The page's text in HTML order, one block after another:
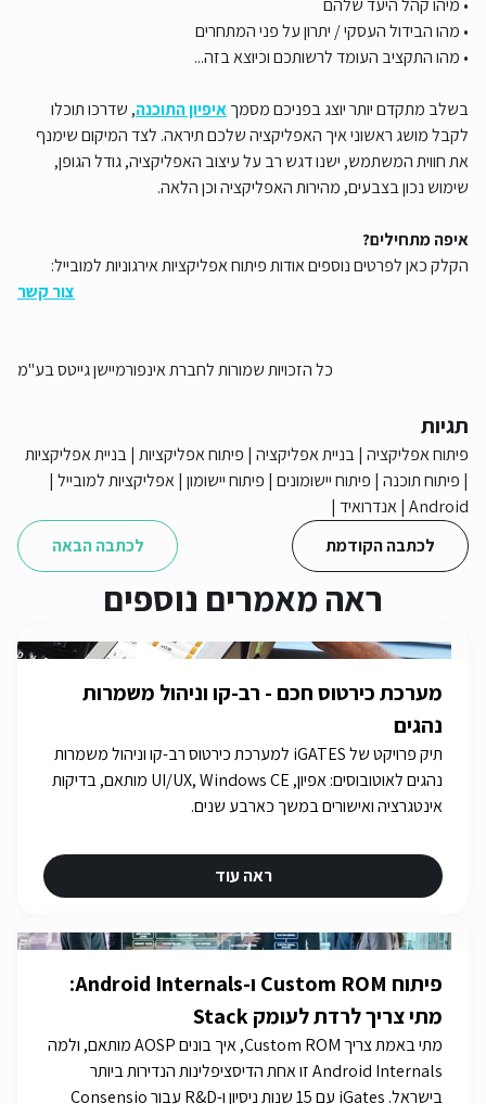
• מיהו קהל היעד שלהם
• מהו הבידול העסקי / יתרון על פני המתחרים
• מהו התקציב העומד לרשותכם וכיוצא בזה...
בשלב מתקדם יותר יוצג בפניכם מסמךאיפיון התוכנה, שדרכו תוכלו
לקבל מושג ראשוני איך האפליקציה שלכם תיראה. לצד המיקום שימנף
את חווית המשתמש, ישנו דגש רב על עיצוב האפליקציה, גודל הגופן,
שימוש נכון בצבעים, מהירות האפליקציה וכן הלאה.
איפה מתחילים?
הקלק כאן לפרטים נוספים אודות פיתוח אפליקציות אירגוניות למובייל:
צור קשר
כל הזכויות שמורות לחברת אינפורמיישן גייטס בע"מ
תגיות
פיתוח אפליקציה |בניית אפליקציה | פיתוח אפליקציות |בניית אפליקציות
| פיתוח תוכנה | פיתוח יישומונים | פיתוח יישומון |אפליקציות למובייל |
Android
|אנדרואיד |
לכתבה הבאה
לכתבה הקודמת
ראה מאמרים נוספים
מערכת כירטוס חכם - רב-קו וניהול משמרות
נהגים
תיק פרויקט של iGATES למערכת כירטוס רב-קו וניהול משמרות
נהגים לאוטובוסים: אפיון, UI/UX, Windows CE מותאם, בדיקות
אינטגרציה ואישורים במשך כארבע שנים.
ראה עוד
פיתוח Custom ROM ו-Android Internals:
מתי צריך לרדת לעומק Stack
מתי באמת צריך Custom ROM, איך בונים AOSP מותאם, ולמה
Android Internals זו אחת הדיסציפלינות הנדירות ביותר
בישראל. iGates עם 15 שנות ניסיון ו-R&D עבור Consensio